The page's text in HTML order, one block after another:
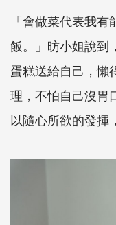
「會做菜代表我
飯。」昉小姐說到
蛋糕送給自己，懶
理，不怕自己沒胃
以隨心所欲的發揮